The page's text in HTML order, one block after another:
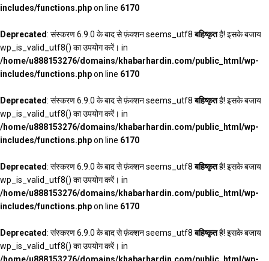
includes/functions.phpon line 6170
Deprecated: संस्करण 6.9.0 के बाद से फ़ंक्शन seems_utf8बहिष्कृतहै! इसके बजाय
wp_is_valid_utf8() का उपयोग करें। in
/home/u888153276/domains/khabarhardin.com/public_html/wp-
includes/functions.phpon line 6170
Deprecated: संस्करण 6.9.0 के बाद से फ़ंक्शन seems_utf8बहिष्कृतहै! इसके बजाय
wp_is_valid_utf8() का उपयोग करें। in
/home/u888153276/domains/khabarhardin.com/public_html/wp-
includes/functions.phpon line 6170
Deprecated: संस्करण 6.9.0 के बाद से फ़ंक्शन seems_utf8बहिष्कृतहै! इसके बजाय
wp_is_valid_utf8() का उपयोग करें। in
/home/u888153276/domains/khabarhardin.com/public_html/wp-
includes/functions.phpon line 6170
Deprecated: संस्करण 6.9.0 के बाद से फ़ंक्शन seems_utf8बहिष्कृतहै! इसके बजाय
wp_is_valid_utf8() का उपयोग करें। in